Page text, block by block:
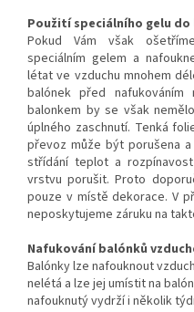
Použití speciálního gelu
Pokud Vám však
speciálním gelem a
létat ve vzduchu mnohem
balónek před
balonkem by se však
úplného zaschnutí. Tenká
převoz může být porušena
střídání teplot a
vrstvu porušit. Proto
pouze v místě dekorace. V
neposkytujeme záruku na
Nafukování balónků
Balónky lze nafouknout
nelétá a lze jej umístit na
nafouknutý vydrží i několik